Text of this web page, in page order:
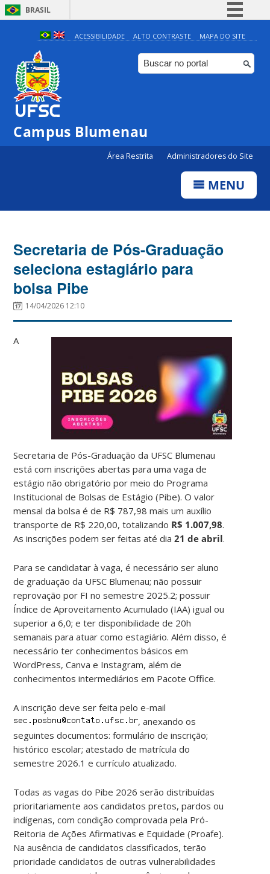
BRASIL
Simplifique!
Comunica BR
Participe
ACESSIBILIDADE ALTO CONTRASTE MAPA DO SITE
Campus Blumenau
Área Restrita Administradores do Site
MENU
Secretaria de Pós-Graduação
seleciona estagiário para
bolsa Pibe
14/04/2026 12:10
A
Secretaria de Pós-Graduação da UFSC Blumenau
está com inscrições abertas para uma vaga de
estágio não obrigatório por meio do Programa
Institucional de Bolsas de Estágio (Pibe). O valor
mensal da bolsa é de R$ 787,98 mais um auxílio
transporte de R$ 220,00, totalizando R$ 1.007,98.
As inscrições podem ser feitas até dia21 de abril.
Para se candidatar à vaga, é necessário ser aluno
de graduação da UFSC Blumenau; não possuir
reprovação por FI no semestre 2025.2; possuir
Índice de Aproveitamento Acumulado (IAA) igual ou
superior a 6,0; e ter disponibilidade de 20h
semanais para atuar como estagiário. Além disso, é
necessário ter conhecimentos básicos em
WordPress, Canva e Instagram, além de
conhecimentos intermediários em Pacote Office.
A inscrição deve ser feita pelo e-mail
, anexando os
seguintes documentos: formulário de inscrição;
histórico escolar; atestado de matrícula do
semestre 2026.1 e currículo atualizado.
Todas as vagas do Pibe 2026 serão distribuídas
prioritariamente aos candidatos pretos, pardos ou
indígenas, com condição comprovada pela Pró-
Reitoria de Ações Afirmativas e Equidade (Proafe).
Na ausência de candidatos classificados, terão
prioridade candidatos de outras vulnerabilidades